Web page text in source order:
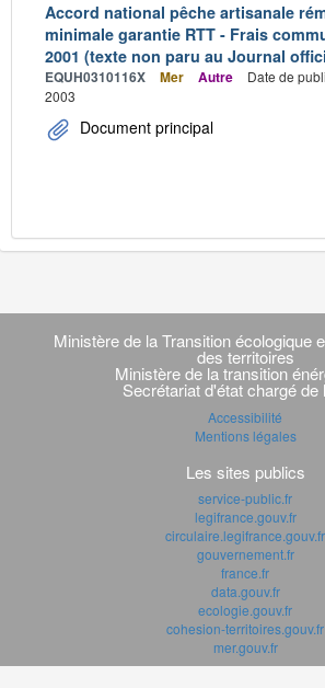
Accord national pêche artisanale
minimale garantie RTT - Frais
2001 (texte non paru au Journal
EQUH0310116X Mer Autre
Date de
2003
Document principal
Navigation
transverse
Ministère de la Transition écologique
des territoires
Ministère de la transition
Secrétariat d'état chargé de
Accessibilité
Mentions légales
Les sites publics
service-public.fr
legifrance.gouv.fr
circulaire.legifrance.gouv.fr
gouvernement.fr
france.fr
data.gouv.fr
ecologie.gouv.fr
cohesion-territoires.gouv.fr
mer.gouv.fr